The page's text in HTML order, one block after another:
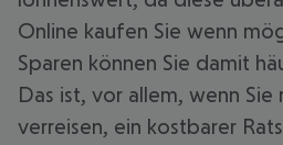
Online kaufen Sie wenn
Sparen können Sie damit
Das ist, vor allem, wenn Sie
verreisen, ein kostbarer